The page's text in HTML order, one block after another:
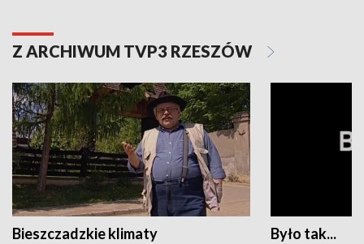
Z ARCHIWUM TVP3 RZESZÓW
Bieszczadzkie klimaty Było tak...